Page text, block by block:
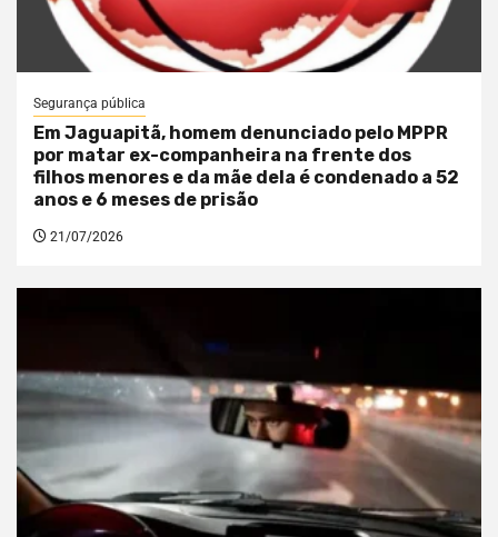
Segurança pública
Em Jaguapitã, homem denunciado pelo MPPR
por matar ex-companheira na frente dos
filhos menores e da mãe dela é condenado a 52
anos e 6 meses de prisão
21/07/2026